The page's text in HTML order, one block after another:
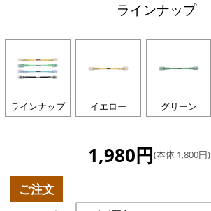
ラインナップ
ラインナップ イエロー グリーン
1,980円(本体 1,800円)
ご注文